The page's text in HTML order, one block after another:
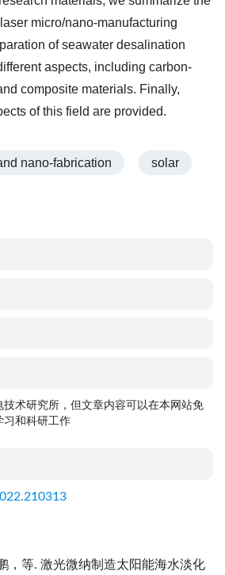
micro/nano-manufacturing
of seawater desalination
aspects, including carbon-
composite materials. Finally,
of this field are provided.
nano-fabrication solar
术研究所，但文章内容可以在本网站免
习和科研工作
，等. 激光微纳制造太阳能海水淡化